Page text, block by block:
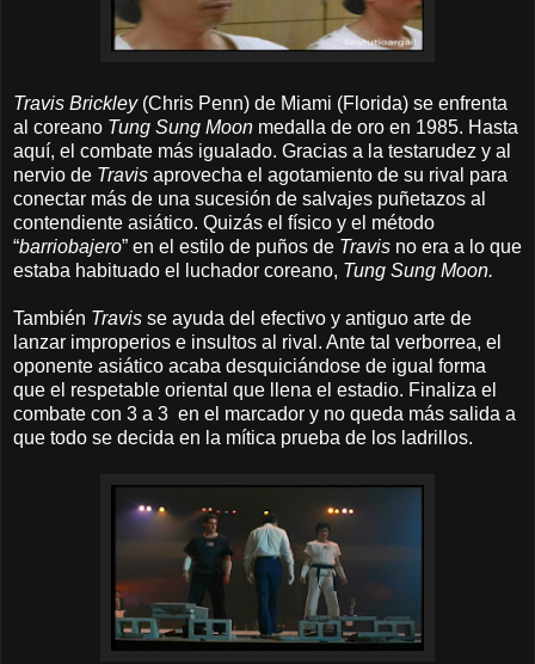
Travis Brickley (Chris Penn) de Miami (Florida) se enfrenta
al coreano Tung Sung Moon medalla de oro en 1985. Hasta
aquí, el combate más igualado. Gracias a la testarudez y al
nervio de Travis aprovecha el agotamiento de su rival para
conectar más de una sucesión de salvajes puñetazos al
contendiente asiático. Quizás el físico y el método
“barriobajero” en el estilo de puños de Travis no era a lo que
estaba habituado el luchador coreano, Tung Sung Moon.
También Travis se ayuda del efectivo y antiguo arte de
lanzar improperios e insultos al rival. Ante tal verborrea, el
oponente asiático acaba desquiciándose de igual forma
que el respetable oriental que llena el estadio. Finaliza el
combate con 3 a 3 en el marcador y no queda más salida a
que todo se decida en la mítica prueba de los ladrillos.